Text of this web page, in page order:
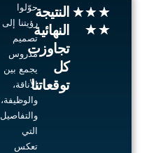
★
★
★
★
★
Rated
5
out
النتيجة
النهائية
تجاوزت
كل
توقعاتنا
حوّلوا
رؤيتنا إلى
تصميم
مدروس
يجمع بين
الأناقة،
والوظيفة،
والتفاصيل
التي
تعكس